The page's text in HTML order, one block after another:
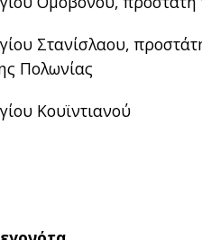
Στανίσλαου,
Πολωνίας
Κουϊντιανού